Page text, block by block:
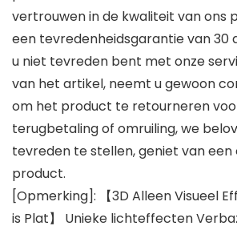
vertrouwen in de kwaliteit van ons
een tevredenheidsgarantie van 30
u niet tevreden bent met onze
van het artikel, neemt u gewoon
om het product te retourneren
terugbetaling of omruiling, we
tevreden te stellen, geniet van
product.
[Opmerking]: 【3D Alleen Visueel
is Plat】 Unieke lichteffecten